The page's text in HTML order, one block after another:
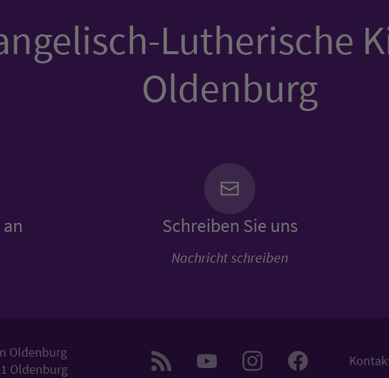
Lutherische
Oldenburg
Schreiben Sie uns
Nachricht schreiben
Oldenburg
Oldenburg